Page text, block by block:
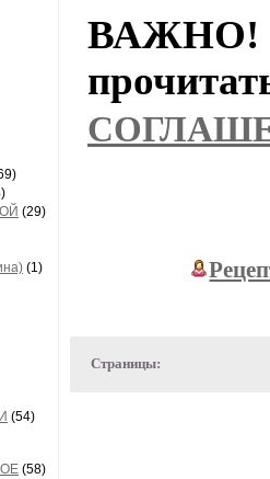
(29)
(1)
(54)
(58)
ВАЖНО!
Страницы: